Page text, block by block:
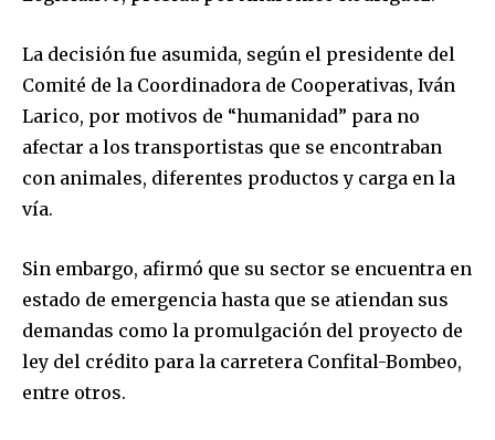
La decisión fue asumida, según el presidente del
Comité de la Coordinadora de Cooperativas, Iván
Larico, por motivos de “humanidad” para no
afectar a los transportistas que se encontraban
con animales, diferentes productos y carga en la
vía.
Sin embargo, afirmó que su sector se encuentra en
estado de emergencia hasta que se atiendan sus
demandas como la promulgación del proyecto de
ley del crédito para la carretera Confital-Bombeo,
entre otros.